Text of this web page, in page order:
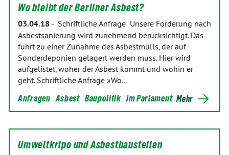
Wo bleibt der Berliner Asbest?
03.04.18 - Schriftliche Anfrage Unsere Forderung nach
Asbestsanierung wird zunehmend berücksichtigt. Das
führt zu einer Zunahme des Asbestmülls, der auf
Sonderdeponien gelagert werden muss. Hier wird
aufgelistet, woher der Asbest kommt und wohin er
geht. Schriftliche Anfrage »Wo…
Anfragen Asbest Baupolitik im Parlament Mehr
Umweltkripo und Asbestbaustellen